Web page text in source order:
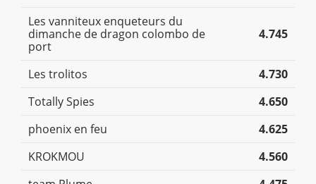
Les vanniteux enqueteurs du
dimanche de dragon colombo de
port
4.745
Les trolitos
4.730
Totally Spies
4.650
phoenix en feu
4.625
KROKMOU
4.560